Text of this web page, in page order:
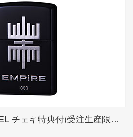
EMPiRE ロゴ MODEL チェキ特典付(受注生産限定品)